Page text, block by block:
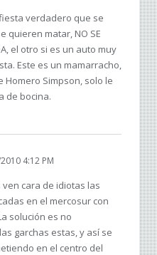
fiesta verdadero que se
quieren matar, NO SE
el otro si es un auto muy
Este es un mamarracho,
Homero Simpson, solo le
de bocina.
4:12 PM
cara de idiotas las
en el mercosur con
solución es no
garchas estas, y así se
en el centro del